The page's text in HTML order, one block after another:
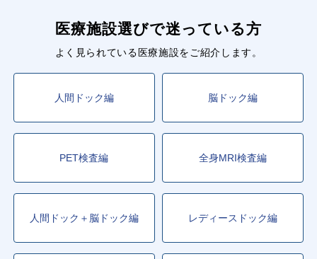
医療施設選びで迷っている方
よく見られている医療施設をご紹介します。
人間ドック編 脳ドック編
PET検査編 全身MRI検査編
人間ドック＋脳ドック編 レディースドック編